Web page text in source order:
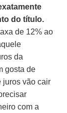
do título.
de 12% ao
da
gosta de
juros vão cair
com a